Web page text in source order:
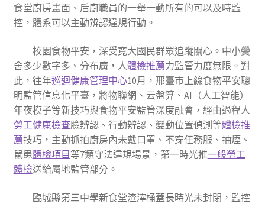
食堂廚房畫面、后廚職員的一舉一動所有的可以及時監
控，體系可以主動辨認違規行動。
校園食物平安，深受寬大國民群眾追蹤關心。中小黌
舍多少數字多、分布廣，人體檢推薦力監管力度無限。對
此，往年巡迴健康管理中心10月，邢臺市上線食物平安聰
明監管信息化平臺，將物聯網、云盤算、AI（人工智能）
年夜模子等新技巧與食物平安監管深度融會，經由過程人
勞工健康檢查臉辨認、行動辨認、變動位置偵測等體檢推
薦技巧，主動抓拍廚房內未戴口罩、不穿任務服、抽煙、
鼠患體檢項目 等7類守法違規場景，第一時光推一般勞工
體檢送給屬地監管部分。
臨城縣第三中學新食堂渣滓桶蓋長時光未封閉，監控